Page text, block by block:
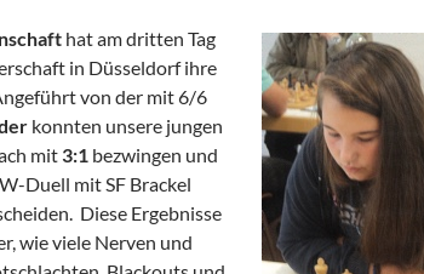
hat am dritten Tag
in Düsseldorf ihre
von der mit 6/6
konnten unsere jungen
mit 3:1 bezwingen und
Duell mit SF Brackel
Diese Ergebnisse
wie viele Nerven und